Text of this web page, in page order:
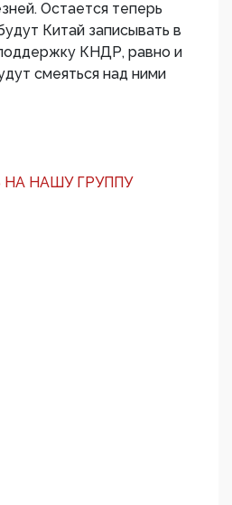
Остается теперь
Китай записывать в
КНДР, равно и
смеяться над ними
НАШУ ГРУППУ